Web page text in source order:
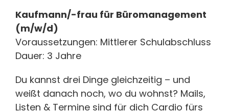
Kaufmann/-frau für Büromanagement
(m/w/d)
Voraussetzungen: Mittlerer Schulabschluss
Dauer: 3 Jahre
Du kannst drei Dinge gleichzeitig – und
weißt danach noch, wo du wohnst? Mails,
Listen & Termine sind für dich Cardio fürs